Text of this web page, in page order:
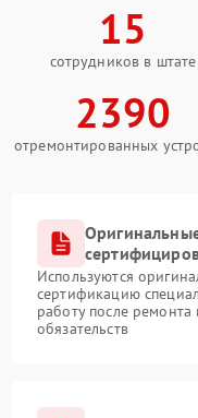
15
сотрудников в штате
2390
отремонтированных
Используются
сертификацию
работу после
обязательств